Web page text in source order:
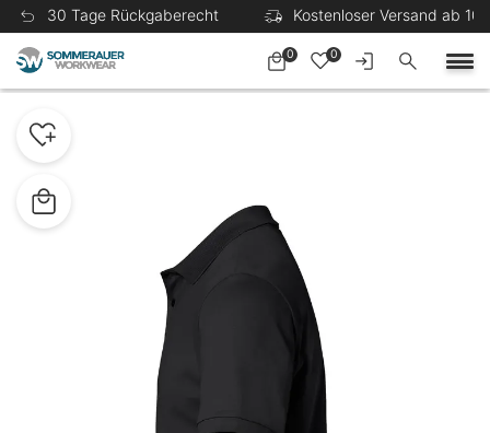
30 Tage Rückgaberecht Kostenloser Versand ab
0 0